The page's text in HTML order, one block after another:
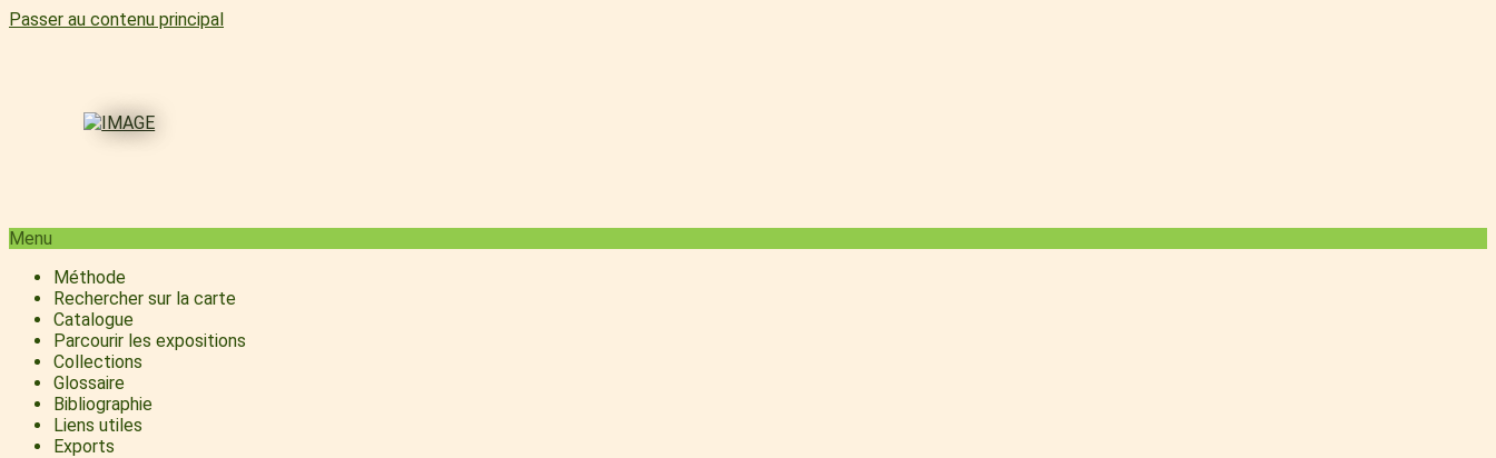
Passer au contenu principal
Menu
Méthode
Rechercher sur la carte
Catalogue
Parcourir les expositions
Collections
Glossaire
Bibliographie
Liens utiles
Exports